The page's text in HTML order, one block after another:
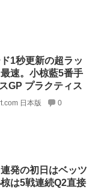
1秒更新の超ラッ
速。小椋藍5番手
GP プラクティス
日本版 0
発の初日はベッツ
は5戦連続Q2直接